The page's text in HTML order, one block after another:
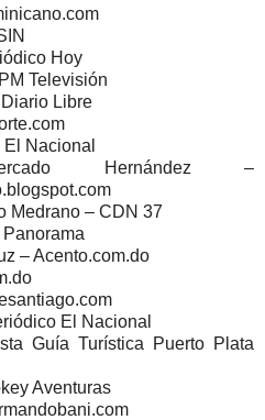
Hoy
Televisión
Libre
Nacional
Hernández –
Medrano – CDN 37
– Acento.com.do
El Nacional
Guía Turística Puerto Plata
Aventuras